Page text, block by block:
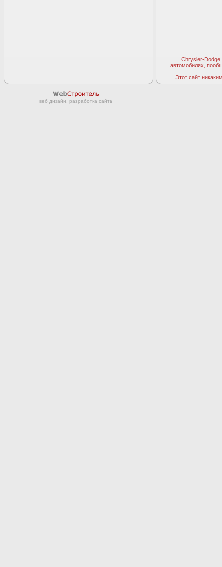
Chrysler-
автомобилях,
Этот сайт
веб дизайн, разработка сайта